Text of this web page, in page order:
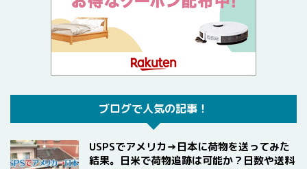
ブログで人気の記事！
USPSでアメリカ→日本に荷物を送ってみた
結果。日米で荷物追跡は可能か？日数や送料